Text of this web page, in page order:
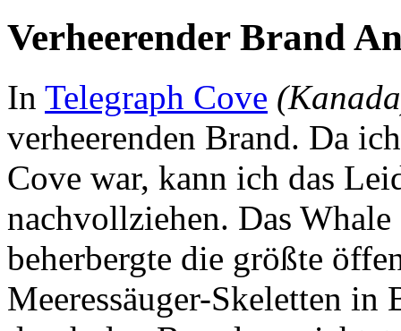
Verheerender Brand
In Telegraph Cove
verheerenden Brand. Da
Cove war, kann ich das
nachvollziehen. Das
beherbergte die größte
Meeressäuger-Skeletten